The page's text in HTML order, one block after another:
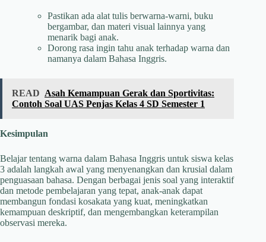
Pastikan ada alat tulis berwarna-warni, buku
bergambar, dan materi visual lainnya yang
menarik bagi anak.
Dorong rasa ingin tahu anak terhadap warna dan
namanya dalam Bahasa Inggris.
READ Asah Kemampuan Gerak dan Sportivitas:
Contoh Soal UAS Penjas Kelas 4 SD Semester 1
Kesimpulan
Belajar tentang warna dalam Bahasa Inggris untuk siswa kelas
3 adalah langkah awal yang menyenangkan dan krusial dalam
penguasaan bahasa. Dengan berbagai jenis soal yang interaktif
dan metode pembelajaran yang tepat, anak-anak dapat
membangun fondasi kosakata yang kuat, meningkatkan
kemampuan deskriptif, dan mengembangkan keterampilan
observasi mereka.